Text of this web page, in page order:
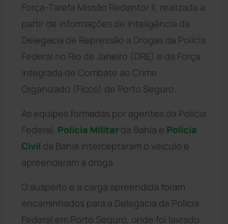
Força-Tarefa Missão Redentor II, realizada a
partir de informações de inteligência da
Delegacia de Repressão a Drogas da Polícia
Federal no Rio de Janeiro (DRE) e da Força
Integrada de Combate ao Crime
Organizado (Ficco) de Porto Seguro.
As equipes formadas por agentes da Polícia
Federal, Polícia Militar da Bahia e Polícia
Civil da Bahia interceptaram o veículo e
apreenderam a droga.
O suspeito e a carga apreendida foram
encaminhados para a Delegacia da Polícia
Federal em Porto Seguro, onde foi lavrado